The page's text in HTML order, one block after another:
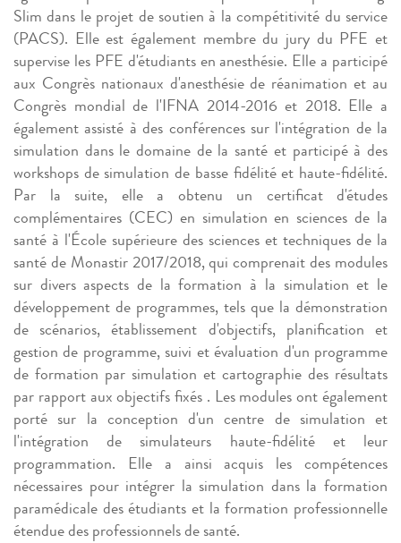
Slim dans le projet de soutien à la compétitivité du service
(PACS). Elle est également membre du jury du PFE et
supervise les PFE d'étudiants en anesthésie. Elle a participé
aux Congrès nationaux d'anesthésie de réanimation et au
Congrès mondial de l'IFNA 2014-2016 et 2018. Elle a
également assisté à des conférences sur l'intégration de la
simulation dans le domaine de la santé et participé à des
workshops de simulation de basse fidélité et haute-fidélité.
Par la suite, elle a obtenu un certificat d'études
complémentaires (CEC) en simulation en sciences de la
santé à l'École supérieure des sciences et techniques de la
santé de Monastir 2017/2018, qui comprenait des modules
sur divers aspects de la formation à la simulation et le
développement de programmes, tels que la démonstration
de scénarios, établissement d'objectifs, planification et
gestion de programme, suivi et évaluation d'un programme
de formation par simulation et cartographie des résultats
par rapport aux objectifs fixés . Les modules ont également
porté sur la conception d'un centre de simulation et
l'intégration de simulateurs haute-fidélité et leur
programmation. Elle a ainsi acquis les compétences
nécessaires pour intégrer la simulation dans la formation
paramédicale des étudiants et la formation professionnelle
étendue des professionnels de santé.